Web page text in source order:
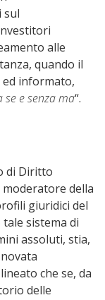
sul
alle
quando il
informato,
se e senza ma“.
di Diritto
moderatore della
giuridici del
sistema di
assoluti, stia,
che se, da
delle